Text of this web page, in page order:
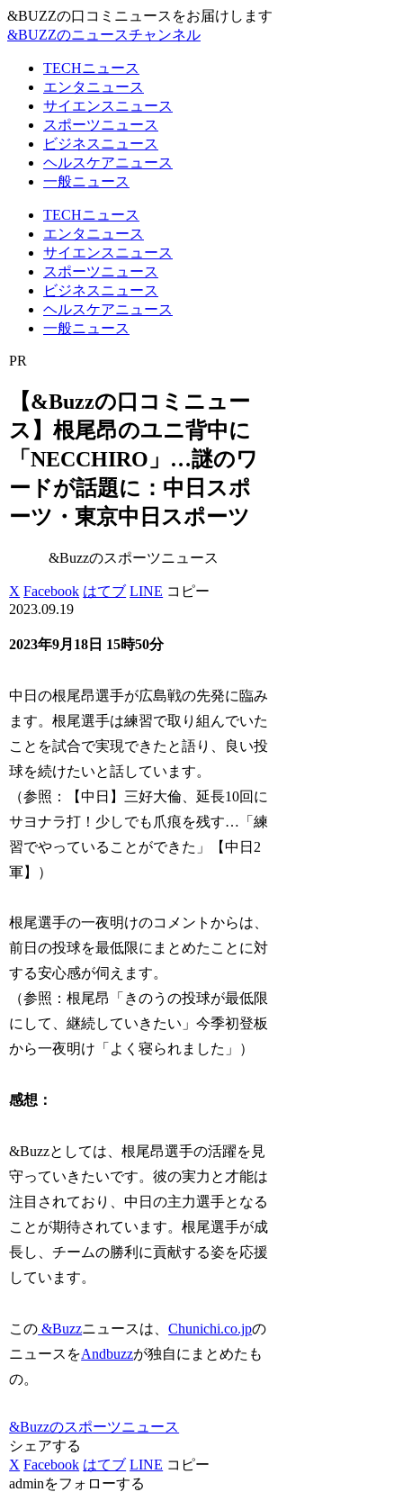
&BUZZの口コミニュースをお届けします
&BUZZのニュースチャンネル
TECHニュース
エンタニュース
サイエンスニュース
スポーツニュース
ビジネスニュース
ヘルスケアニュース
一般ニュース
TECHニュース
エンタニュース
サイエンスニュース
スポーツニュース
ビジネスニュース
ヘルスケアニュース
一般ニュース
PR
【&Buzzの口コミニュー
ス】根尾昂のユニ背中に
「NECCHIRO」…謎のワ
ードが話題に：中日スポ
ーツ・東京中日スポーツ
&Buzzのスポーツニュース
X Facebook はてブ LINE コピー
2023.09.19
2023年9月18日 15時50分
中日の根尾昂選手が広島戦の先発に臨み
ます。根尾選手は練習で取り組んでいた
ことを試合で実現できたと語り、良い投
球を続けたいと話しています。
（参照：【中日】三好大倫、延長10回に
サヨナラ打！少しでも爪痕を残す…「練
習でやっていることができた」【中日2
軍】）
根尾選手の一夜明けのコメントからは、
前日の投球を最低限にまとめたことに対
する安心感が伺えます。
（参照：根尾昂「きのうの投球が最低限
にして、継続していきたい」今季初登板
から一夜明け「よく寝られました」）
感想：
&Buzzとしては、根尾昂選手の活躍を見
守っていきたいです。彼の実力と才能は
注目されており、中日の主力選手となる
ことが期待されています。根尾選手が成
長し、チームの勝利に貢献する姿を応援
しています。
この &Buzzニュースは、Chunichi.co.jpの
ニュースをAndbuzzが独自にまとめたも
の。
&Buzzのスポーツニュース
シェアする
X Facebook はてブ LINE コピー
adminをフォローする